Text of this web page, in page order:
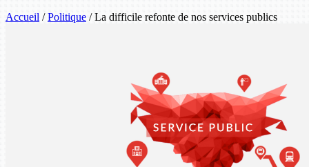
Accueil / Politique / La difficile refonte de nos services publics